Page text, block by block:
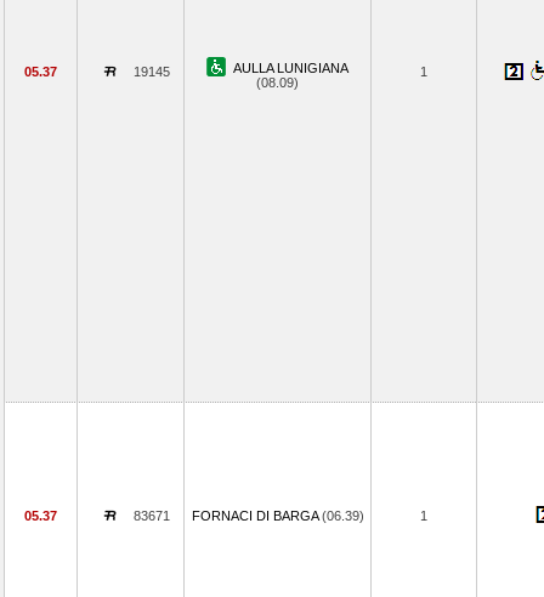
05.37 19145
AULLA LUNIGIANA
(08.09)
1
05.37 83671 FORNACI DI BARGA(06.39) 1